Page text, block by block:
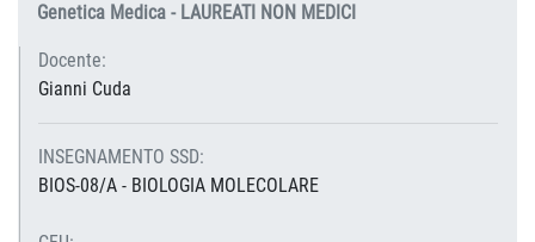
Genetica Medica - LAUREATI NON MEDICI
Docente:
Gianni Cuda
INSEGNAMENTO SSD:
BIOS-08/A - BIOLOGIA MOLECOLARE